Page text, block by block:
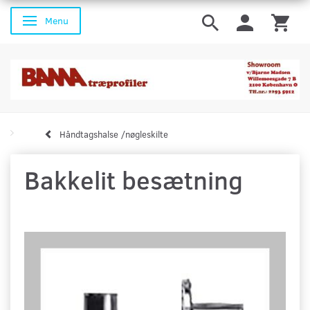
Skifte navigation
Menu
Håndtagshalse /nøgleskilte
Bakkelit besætning